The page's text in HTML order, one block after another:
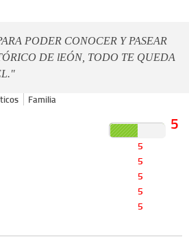
PODER CONOCER Y PASEAR
DE lEÓN, TODO TE QUEDA
Familia
5
5
5
5
5
5